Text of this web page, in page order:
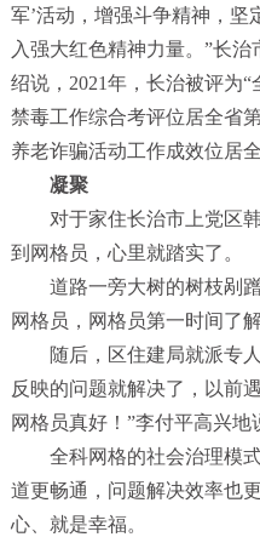
军’活动，增强斗争精神，坚
入强大红色精神力量。 ”长治
绍说， 2021年，长治被评为“
禁毒工作综合考评位居全省
养老诈骗活动工作成效位居
凝聚
对于家住长治市上党区韩
到网格员，心里就踏实了。
道路一旁大树的树枝剐蹭
网格员，网格员第一时间了
随后，区住建局就派专人
反映的问题就解决了，以前
网格员真好！ ”李付平高兴地
全科网格的社会治理模式
道更畅通，问题解决效率也
心、就是幸福。